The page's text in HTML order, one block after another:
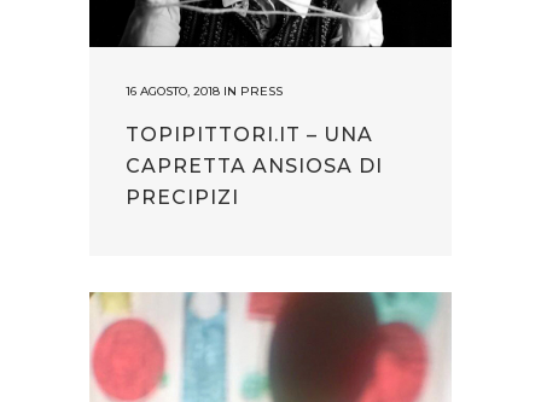
16 AGOSTO, 2018 IN PRESS
TOPIPITTORI.IT – UNA
CAPRETTA ANSIOSA DI
PRECIPIZI